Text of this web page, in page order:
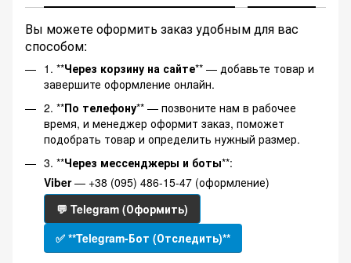
Вы можете оформить заказ удобным для вас
способом:
1. **Через корзину на сайте** — добавьте товар и
завершите оформление онлайн.
2. **По телефону** — позвоните нам в рабочее
время, и менеджер оформит заказ, поможет
подобрать товар и определить нужный размер.
3. **Через мессенджеры и боты**:
Viber— +38 (095) 486-15-47 (оформление)
💬 Telegram (Оформить)
✅ **Telegram-Бот (Отследить)**